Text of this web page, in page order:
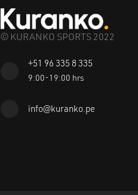
© KURANKO SPORTS 2022
+51 96 335 8 335
9:00-19:00 hrs
info@kuranko.pe